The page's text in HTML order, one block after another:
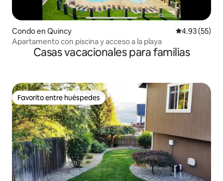
Condo en Quincy Calificación
4.93 (55)
Apartamento con piscina y acceso a la playa
Casas vacacionales para familias
Favorito entre huéspedes
Favorito entre huéspedes